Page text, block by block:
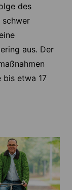
des
schwer
aus. Der
bis etwa 17